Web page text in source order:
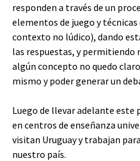
responden a través de un
elementos de juego y técnicas
contexto no lúdico), dando
las respuestas, y
algún concepto no quedo
mismo y poder generar un
Luego de llevar adelante
en centros de enseñanza
visitan Uruguay y trabajan
nuestro país.